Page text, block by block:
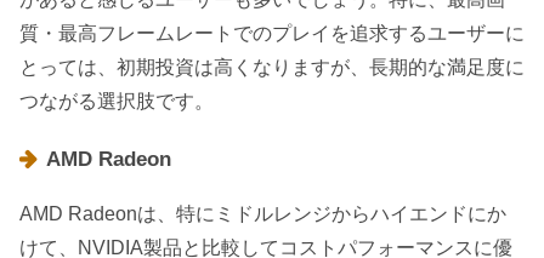
質・最高フレームレートでのプレイを追求するユーザーに
とっては、初期投資は高くなりますが、長期的な満足度に
つながる選択肢です。
AMD Radeon
AMD Radeonは、特にミドルレンジからハイエンドにか
けて、NVIDIA製品と比較してコストパフォーマンスに優